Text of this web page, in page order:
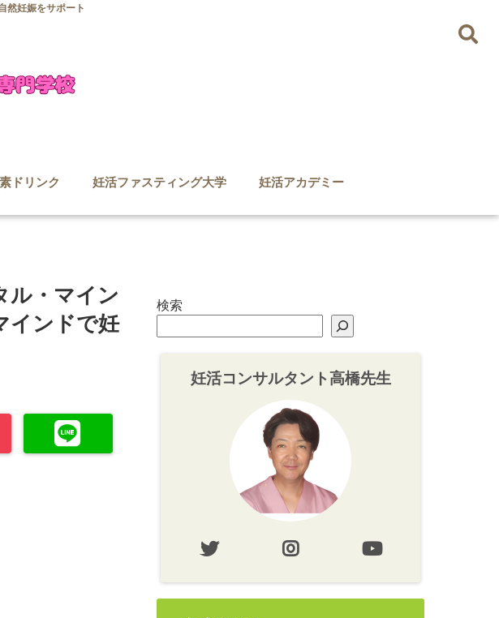
然妊娠をサポート
ドリンク 妊活ファスティング大学 妊活アカデミー
ル・マイン
インドで妊
検索
妊活コンサルタント高橋先生